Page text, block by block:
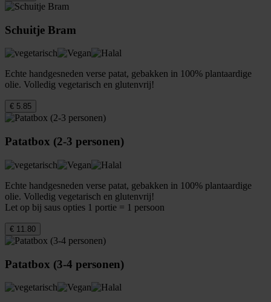
Schuitje Bram
Echte handgesneden verse patat, gebakken in 100% plantaardige
olie. Volledig vegetarisch en glutenvrij!
€ 5.85
Patatbox (2-3 personen)
Echte handgesneden verse patat, gebakken in 100% plantaardige
olie. Volledig vegetarisch en glutenvrij!
Let op bij saus opties 1 portie = 1 persoon
€ 11.80
Patatbox (3-4 personen)